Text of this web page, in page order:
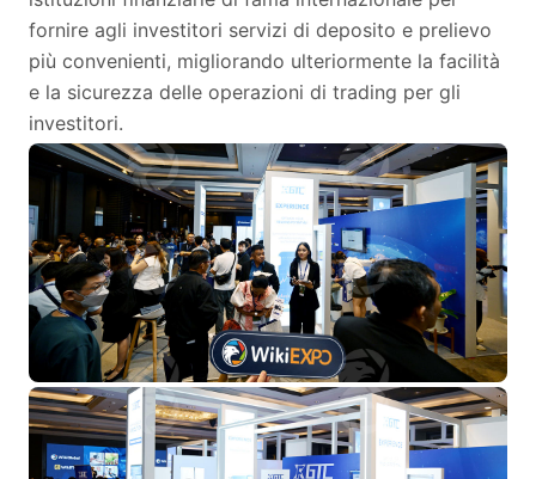
fornire agli investitori servizi di deposito e prelievo
più convenienti, migliorando ulteriormente la facilità
e la sicurezza delle operazioni di trading per gli
investitori.